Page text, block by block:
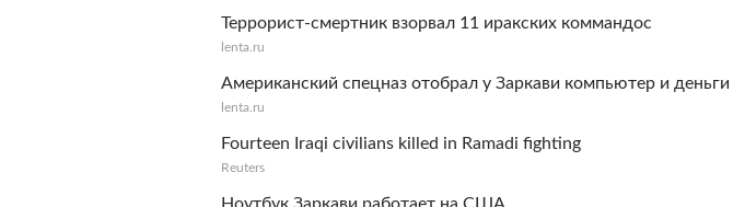
Террорист-смертник взорвал 11 иракских коммандос
lenta.ru
Американский спецназ отобрал у Заркави компьютер и деньги
lenta.ru
Fourteen Iraqi civilians killed in Ramadi fighting
Reuters